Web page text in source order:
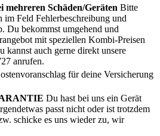
mehreren Schäden/Geräten Bitte
im Feld Fehlerbeschreibung und
Du bekommst umgehend und
mit speziellen Kombi-Preisen
kannst auch gerne direkt unsere
anrufen.
für deine Versicherung
Du hast bei uns ein Gerät
passt nicht oder ist trotzdem
schicke es uns wieder zu, wir